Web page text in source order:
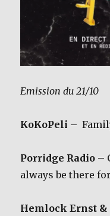
Emission du 21/10
KoKoPeli –
Porridge Radio –
always be there
Hemlock Ernst &